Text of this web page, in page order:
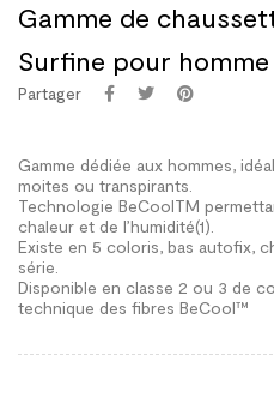
Gamme de
Surfine pour homme
Partager
Gamme dédiée aux hommes,
moites ou transpirants.
Technologie BeCoolTM
chaleur et de l’humidité(1).
Existe en 5 coloris, bas autofix,
série.
Disponible en classe 2 ou 3 de
technique des fibres BeCool™